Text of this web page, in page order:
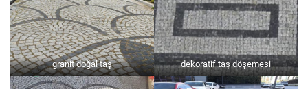
granit doğal taş dekoratif taş döşemesi